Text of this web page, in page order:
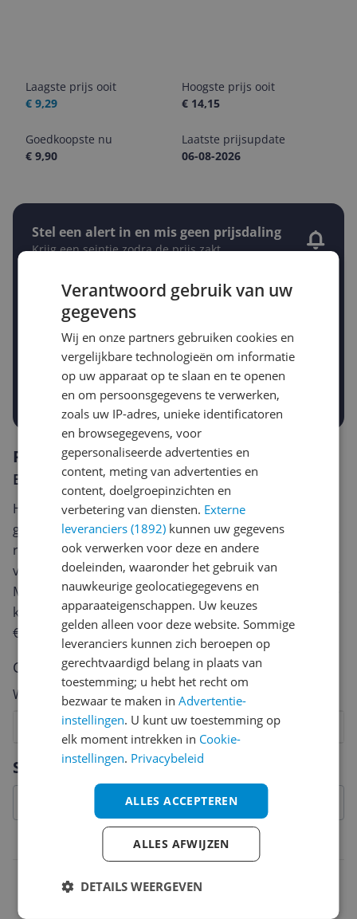
Laagste prijs ooit
€ 9,29
Hoogste prijs ooit
€ 14,15
Goedkoopste nu
€ 9,90
Laatste prijsupdate
06-08-2026
Stel een alert in en mis geen prijsdaling
Krijg een seintje zodra de prijs zakt
-10% -15%
Gewenste prijs
€
Prijsalert aanzetten
Specificaties
Belangrijkste kenmerken
Reviews
Er zijn nog geen reviews geschreven
Heb jij dit product in bezit en wil je graag je mening
geven? Start dan hieronder met het schrijven van je
review. Afhankelijk van de details duurt het schrijven
van een review gemiddeld tussen de 3 en 10 minuten.
Met jouw mening help je andere bezoekers een betere
keuze te maken én maak je iedere maand kans op
€250,-!
Klik hier voor de actievoorwaarden.
Cijfer
Welk cijfer geef jij dit product?
8
7
6
5
4
3
2
Vraag 1 van 4
Verantwoord gebruik van uw
gegevens
Wij en onze partners gebruiken cookies en
vergelijkbare technologieën om informatie
op uw apparaat op te slaan en te openen
en om persoonsgegevens te verwerken,
zoals uw IP-adres, unieke identificatoren
en browsegegevens, voor
gepersonaliseerde advertenties en
content, meting van advertenties en
content, doelgroepinzichten en
verbetering van diensten. Externe
leveranciers (1892) kunnen uw gegevens
ook verwerken voor deze en andere
doeleinden, waaronder het gebruik van
nauwkeurige geolocatiegegevens en
apparaateigenschappen. Uw keuzes
gelden alleen voor deze website. Sommige
leveranciers kunnen zich beroepen op
gerechtvaardigd belang in plaats van
toestemming; u hebt het recht om
bezwaar te maken inAdvertentie-
instellingen. U kunt uw toestemming op
elk moment intrekken in Cookie-
instellingen. Privacybeleid
ALLES ACCEPTEREN
ALLES AFWIJZEN
DETAILS WEERGEVEN